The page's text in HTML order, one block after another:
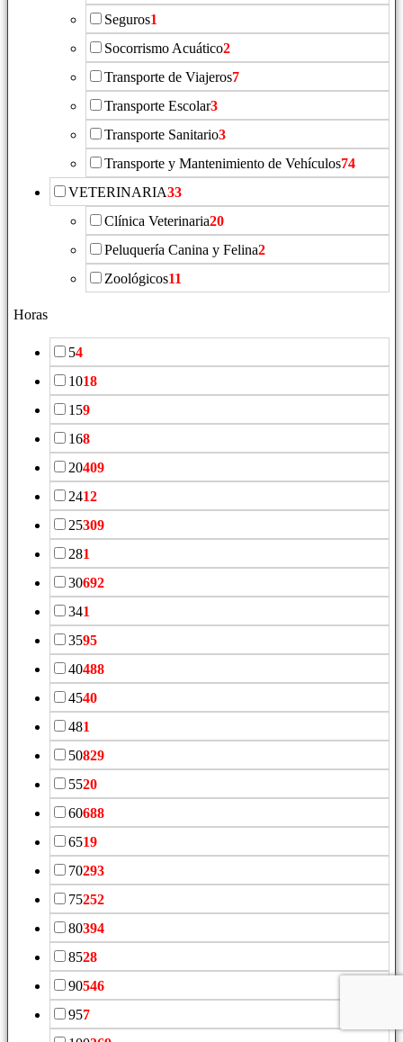
Seguros1
Socorrismo Acuático2
Transporte de Viajeros7
Transporte Escolar3
Transporte Sanitario3
Transporte y Mantenimiento de Vehículos74
VETERINARIA33
Clínica Veterinaria20
Peluquería Canina y Felina2
Zoológicos11
Horas
54
1018
159
168
20409
2412
25309
281
30692
341
3595
40488
4540
481
50829
5520
60688
6519
70293
75252
80394
8528
90546
957